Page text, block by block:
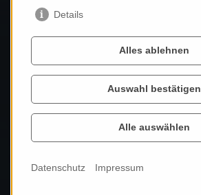
Histor
Erkunden ...
Details
Alles ablehnen
Auswahl bestätigen
Alle auswählen
Datenschutz Impressum